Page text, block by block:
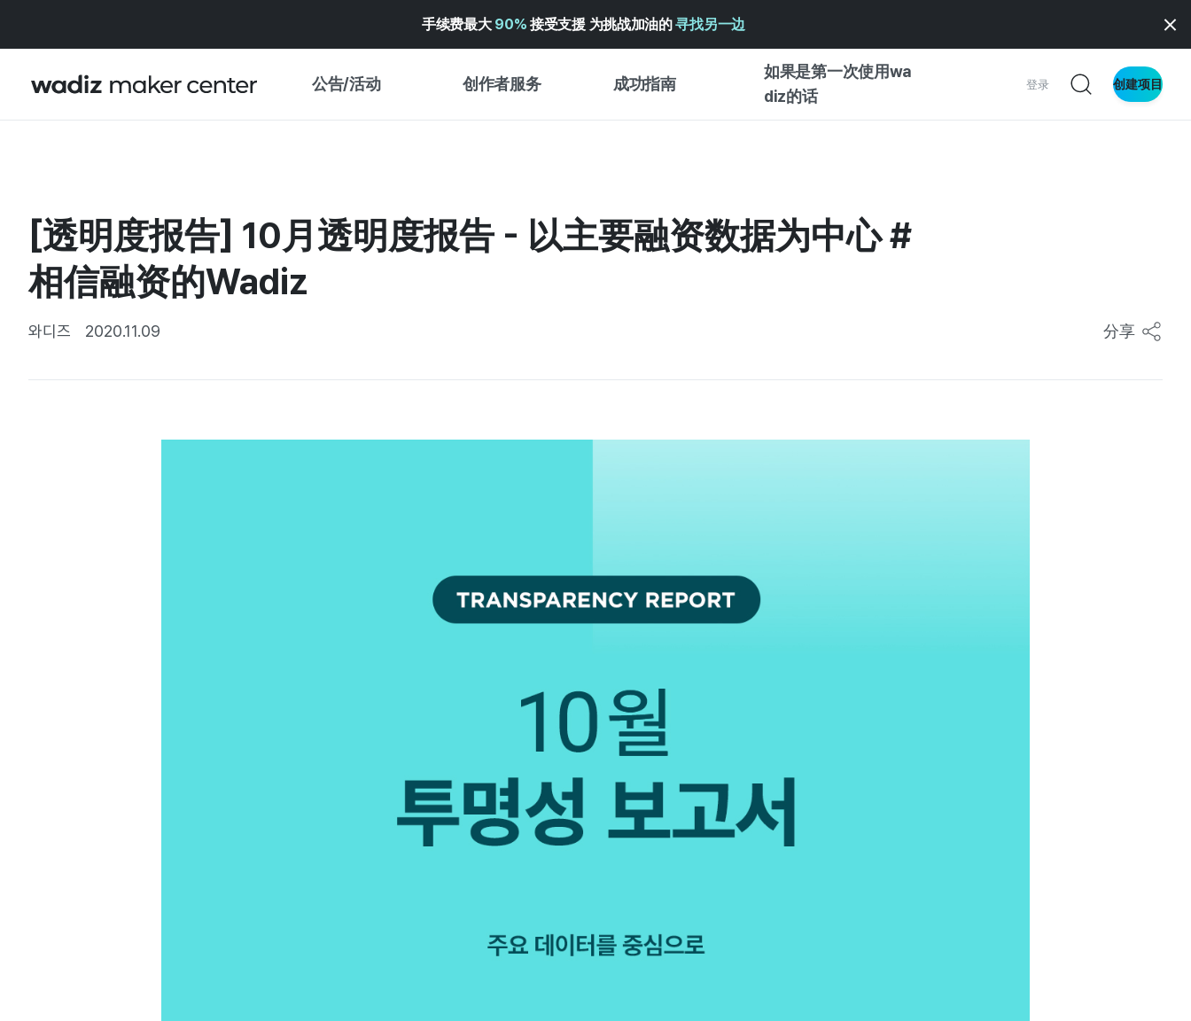
手续费最大 90% 接受支援 为挑战加油的寻找另一边
公告/活动 创作者服务 成功指南
如果是第一次使用wa
diz的话
登录 创建项目
我的 WADIZ
重要更新
新闻稿
特展日历
信任中心
帮助中心 ↗︎
WADIZ 奖励 ↗︎
WADIZ SCHOOL
成功项目故事
体验型
创作型
[透明度报告] 10月透明度报告 - 以主要融资数据为中心 #
相信融资的Wadiz
와디즈 2020.11.09 分享